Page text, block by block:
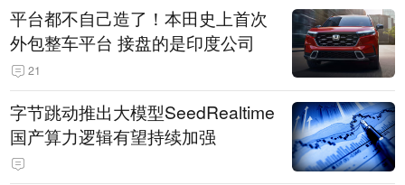
平台都不自己造了！本田史上首次
外包整车平台 接盘的是印度公司
21
字节跳动推出大模型SeedRealtime
国产算力逻辑有望持续加强